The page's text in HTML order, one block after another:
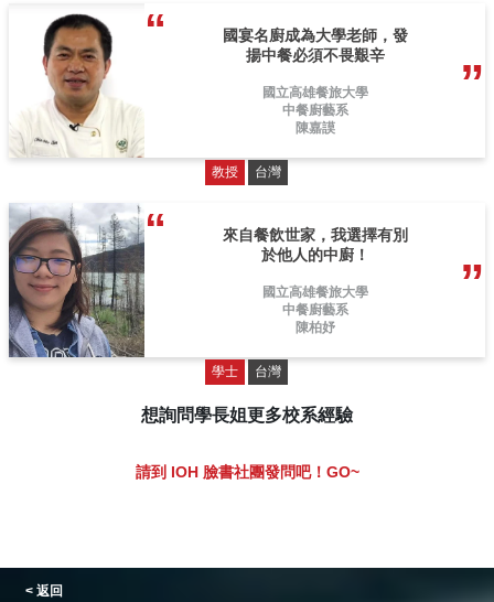
國宴名廚成為大學老師，發
揚中餐必須不畏艱辛
國立高雄餐旅大學
中餐廚藝系
陳嘉謨
教授 台灣
來自餐飲世家，我選擇有別
於他人的中廚！
國立高雄餐旅大學
中餐廚藝系
陳柏妤
學士 台灣
想詢問學長姐更多校系經驗
請到 IOH 臉書社團發問吧！GO~
< 返回